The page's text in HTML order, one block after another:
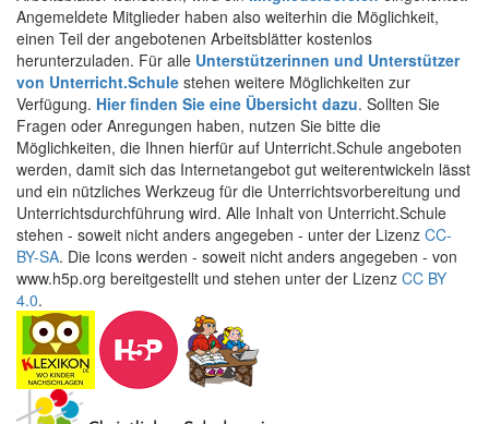
Angemeldete Mitglieder haben also weiterhin die Möglichkeit,
einen Teil der angebotenen Arbeitsblätter kostenlos
herunterzuladen. Für alle Unterstützerinnen und Unterstützer
von Unterricht.Schule stehen weitere Möglichkeiten zur
Verfügung. Hier finden Sie eine Übersicht dazu. Sollten Sie
Fragen oder Anregungen haben, nutzen Sie bitte die
Möglichkeiten, die Ihnen hierfür auf Unterricht.Schule angeboten
werden, damit sich das Internetangebot gut weiterentwickeln lässt
und ein nützliches Werkzeug für die Unterrichtsvorbereitung und
Unterrichtsdurchführung wird. Alle Inhalt von Unterricht.Schule
stehen - soweit nicht anders angegeben - unter der Lizenz CC-
BY-SA. Die Icons werden - soweit nicht anders angegeben - von
www.h5p.org bereitgestellt und stehen unter der Lizenz CC BY
4.0.